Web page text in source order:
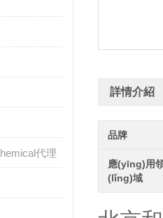
代理
詳情介紹
品牌
應(yīng)用
(lǐng)域